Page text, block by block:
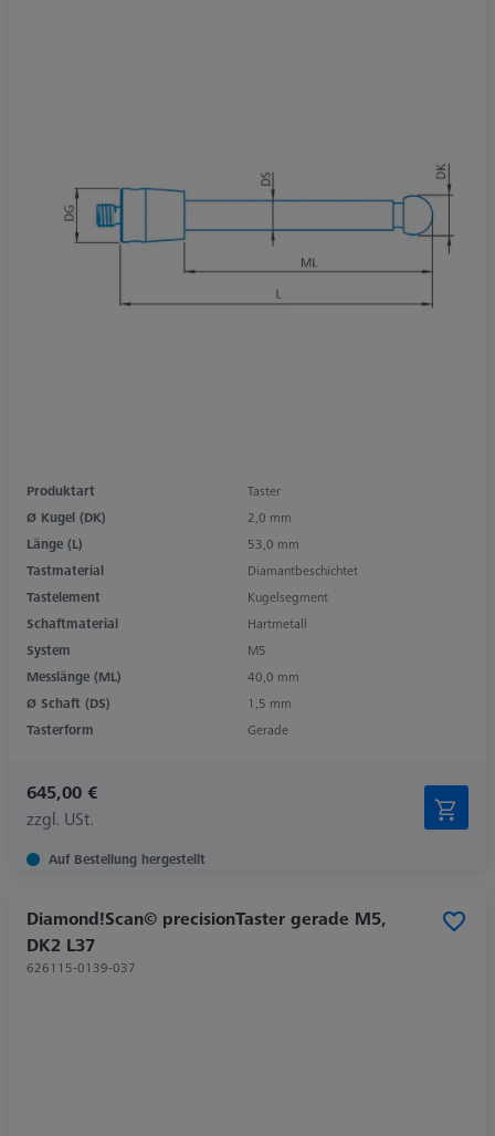
Produktart
Taster
Ø Kugel (DK)
2,0 mm
Länge (L)
53,0 mm
Tastmaterial
Diamantbeschichtet
Tastelement
Kugelsegment
Schaftmaterial
Hartmetall
System
M5
Messlänge (ML)
40,0 mm
Ø Schaft (DS)
1,5 mm
Tasterform
Gerade
645,00 €
zzgl. USt.
Auf Bestellung hergestellt
Diamond!Scan© precisionTaster gerade M5,
DK2 L37
626115-0139-037